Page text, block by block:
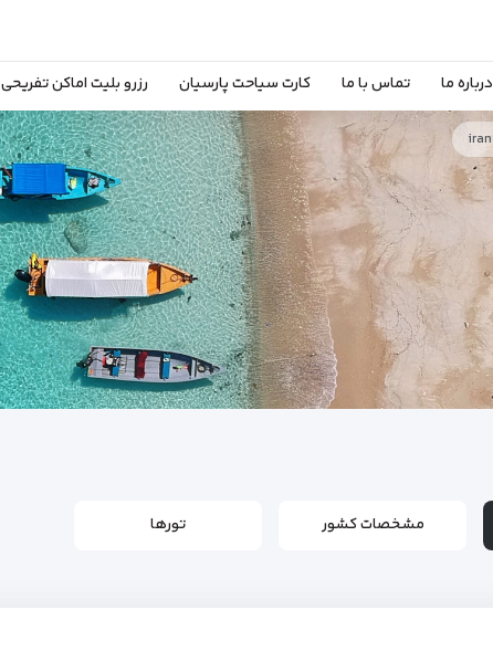
درباره ما تماس با ما کارت سیاحت پارسیان رزرو بلیت اماکن تفریحی
iran
مشخصات کشور تورها